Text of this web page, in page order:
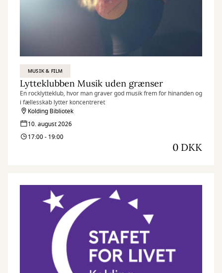
MUSIK & FILM
Lytteklubben Musik uden grænser
En rocklytteklub, hvor man graver god musik frem for hinanden og
i fællesskab lytter koncentreret
Kolding Bibliotek
10. august 2026
17:00 - 19:00
0 DKK